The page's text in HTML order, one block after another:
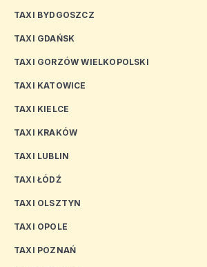
TAXI BYDGOSZCZ
TAXI GDAŃSK
TAXI GORZÓW WIELKOPOLSKI
TAXI KATOWICE
TAXI KIELCE
TAXI KRAKÓW
TAXI LUBLIN
TAXI ŁÓDŹ
TAXI OLSZTYN
TAXI OPOLE
TAXI POZNAŃ